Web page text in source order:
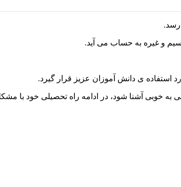
رسد.
و غیره به حساب می آید.
استفاده ی دانش آموزان عزیز قرار گیرد.
به خوبی آشنا شود، در ادامه راه تحصیلی خود با